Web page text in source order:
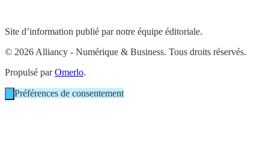
Site d’information publié par notre équipe éditoriale.
© 2026 Alliancy - Numérique & Business. Tous droits réservés.
Propulsé parOmerlo.
Préférences de consentement